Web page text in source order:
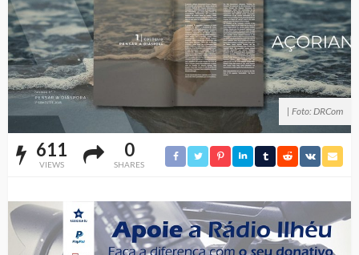
| Foto: DRCom
611
VIEWS
0
SHARES